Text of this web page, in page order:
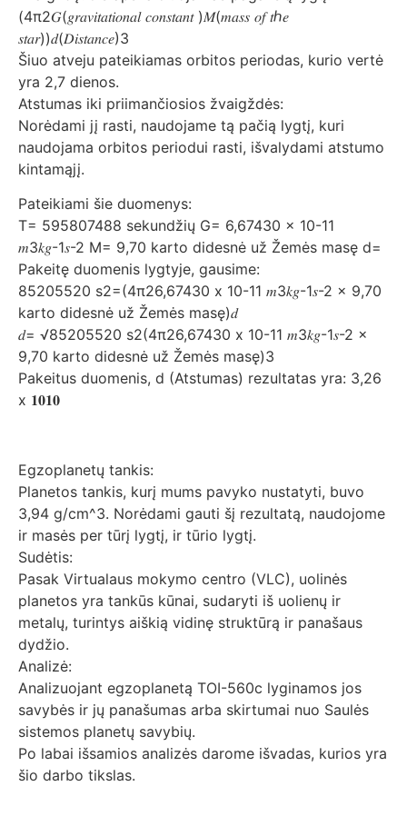
(4π2𝐺(𝑔𝑟𝑎𝑣𝑖𝑡𝑎𝑡𝑖𝑜𝑛𝑎𝑙 𝑐𝑜𝑛𝑠𝑡𝑎𝑛𝑡 )𝑀(𝑚𝑎𝑠𝑠 𝑜𝑓 𝑡ℎ𝑒
𝑠𝑡𝑎𝑟))𝑑(𝐷𝑖𝑠𝑡𝑎𝑛𝑐𝑒)3
Šiuo atveju pateikiamas orbitos periodas, kurio vertė
yra 2,7 dienos.
Atstumas iki priimančiosios žvaigždės:
Norėdami jį rasti, naudojame tą pačią lygtį, kuri
naudojama orbitos periodui rasti, išvalydami atstumo
kintamąjį.
Pateikiami šie duomenys:
T= 595807488 sekundžių G= 6,67430 x 10-11
𝑚3𝑘𝑔-1𝑠-2 M= 9,70 karto didesnė už Žemės masę d=
Pakeitę duomenis lygtyje, gausime:
85205520 s2=(4π26,67430 x 10-11 𝑚3𝑘𝑔-1𝑠-2 x 9,70
karto didesnė už Žemės masę)𝑑
𝑑= √85205520 s2(4π26,67430 x 10-11 𝑚3𝑘𝑔-1𝑠-2 x
9,70 karto didesnė už Žemės masę)3
Pakeitus duomenis, d (Atstumas) rezultatas yra: 3,26
x 𝟏𝟎𝟏𝟎
Egzoplanetų tankis:
Planetos tankis, kurį mums pavyko nustatyti, buvo
3,94 g/cm^3. Norėdami gauti šį rezultatą, naudojome
ir masės per tūrį lygtį, ir tūrio lygtį.
Sudėtis:
Pasak Virtualaus mokymo centro (VLC), uolinės
planetos yra tankūs kūnai, sudaryti iš uolienų ir
metalų, turintys aiškią vidinę struktūrą ir panašaus
dydžio.
Analizė:
Analizuojant egzoplanetą TOI-560c lyginamos jos
savybės ir jų panašumas arba skirtumai nuo Saulės
sistemos planetų savybių.
Po labai išsamios analizės darome išvadas, kurios yra
šio darbo tikslas.